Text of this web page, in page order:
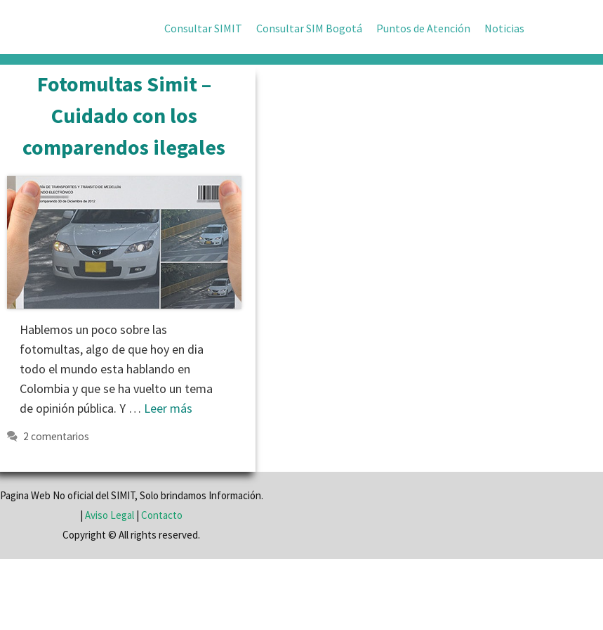
Consultar SIMIT Consultar SIM Bogotá Puntos de Atención Noticias
Fotomultas Simit –
Cuidado con los
comparendos ilegales
Hablemos un poco sobre las
fotomultas, algo de que hoy en dia
todo el mundo esta hablando en
Colombia y que se ha vuelto un tema
de opinión pública. Y … Leer más
2 comentarios
Pagina Web No oficial del SIMIT, Solo brindamos Información.
| Aviso Legal | Contacto
Copyright © All rights reserved.